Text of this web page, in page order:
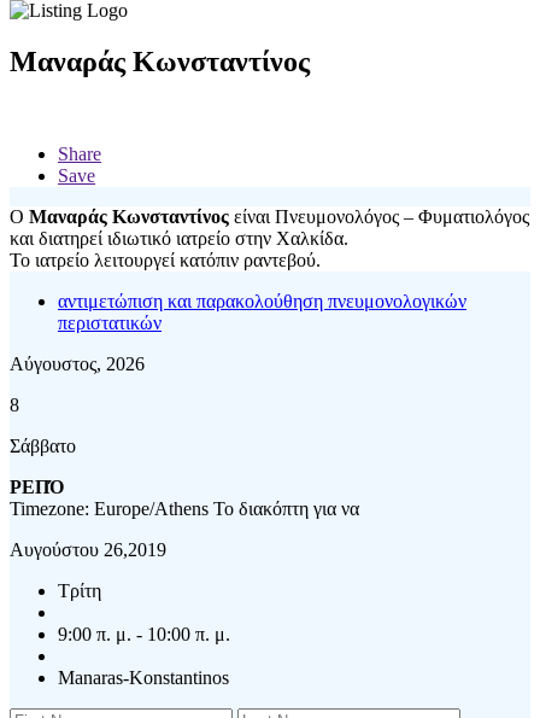
Μαναράς Κωνσταντίνος
Share
Save
Ο Μαναράς Κωνσταντίνος είναι Πνευμονολόγος – Φυματιολόγος
και διατηρεί ιδιωτικό ιατρείο στην Χαλκίδα.
Το ιατρείο λειτουργεί κατόπιν ραντεβού.
αντιμετώπιση και παρακολούθηση πνευμονολογικών
περιστατικών
Αύγουστος, 2026
8
Σάββατο
ΡΕΠΌ
Timezone: Europe/Athens Το διακόπτη για να
Αυγούστου 26,2019
Τρίτη
9:00 π. μ. - 10:00 π. μ.
Manaras-Konstantinos